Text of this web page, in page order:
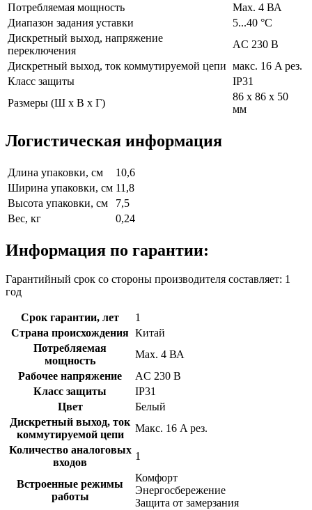
Потребляемая мощность
Max. 4 ВА
Диапазон задания уставки
5...40 °C
Дискретный выход, напряжение
переключения
AC 230 В
Дискретный выход, ток коммутируемой цепи макс. 16 A рез.
Класс защиты
IP31
Размеры (Ш х В х Г)
86 x 86 x 50
мм
Логистическая информация
Длина упаковки, см
10,6
Ширина упаковки, см 11,8
Высота упаковки, см
7,5
Вес, кг
0,24
Информация по гарантии:
Гарантийный срок со стороны производителя составляет: 1
год
Срок гарантии, лет
1
Страна происхождения Китай
Потребляемая
мощность
Max. 4 ВА
Рабочее напряжение
AC 230 В
Класс защиты
IP31
Цвет
Белый
Дискретный выход, ток
коммутируемой цепи
Макс. 16 A рез.
Количество аналоговых
входов
1
Встроенные режимы
работы
Комфорт
Энергосбережение
Защита от замерзания